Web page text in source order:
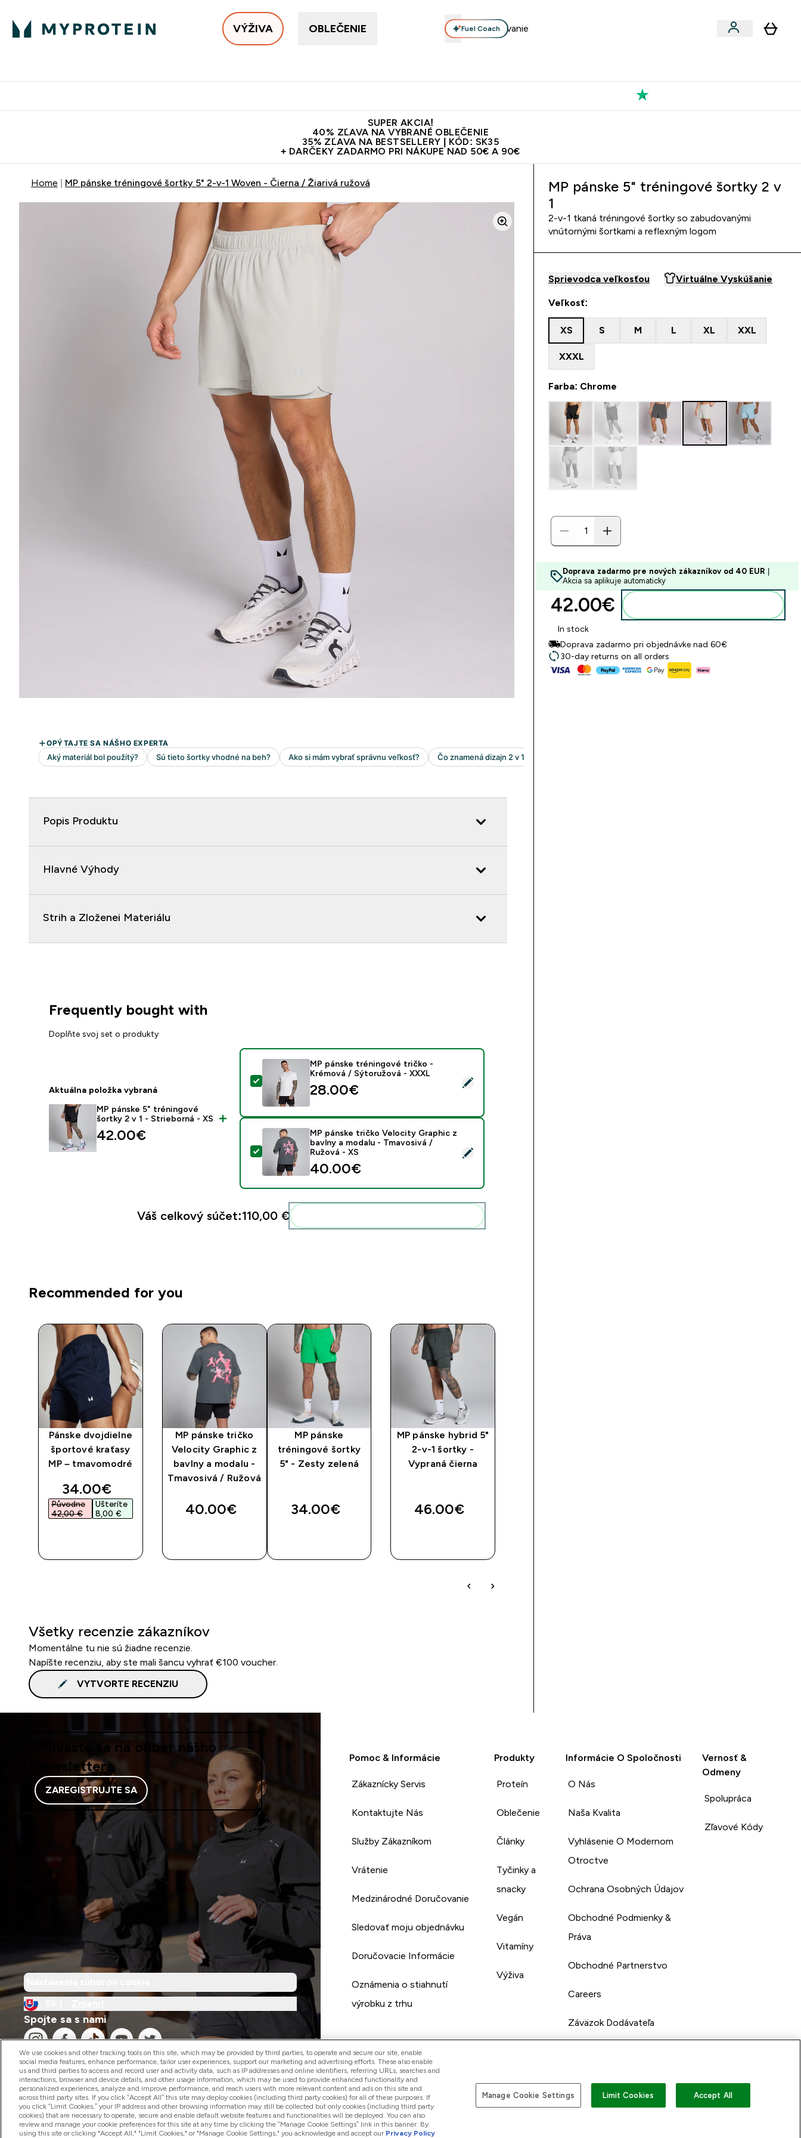
VÝŽIVA OBLEČENIE Fuel Coach
SUPER AKCIA!
40% ZĽAVA NA VYBRANÉ OBLEČENIE
35% ZĽAVA NA BESTSELLERY | KÓD: SK35
+ DARČEKY ZADARMO PRI NÁKUPE NAD 50€ A 90€
Home MP pánske tréningové šortky 5" 2-v-1 Woven - Čierna / Žiarivá ružová
Popis Produktu
Hlavné Výhody
Strih a Zloženei Materiálu
Frequently bought with
Doplňte svoj set o produkty
Aktuálna položka vybraná
MP pánske 5" tréningové
šortky 2 v 1 - Strieborná - XS
42.00€‎
Vybrať tento produkt - MP pánske tréningové tričko - Krémová / Sýtoružová - XXXL
MP pánske tréningové tričko -
Krémová / Sýtoružová - XXXL
28.00€‎
Vybrať tento produkt - MP pánske tričko Velocity Graphic z bavlny a modalu - Tmavosivá / Ružová - XS
MP pánske tričko Velocity Graphic z
bavlny a modalu - Tmavosivá /
Ružová - XS
40.00€‎
Váš celkový súčet:110,00 €‎
Recommended for you
Pánske dvojdielne
športové kraťasy
MP – tmavomodré
discounted price
34.00€‎
Původne
42,00 €‎
Ušteríte
8,00 €‎
MP pánske tričko
Velocity Graphic z
bavlny a modalu -
Tmavosivá / Ružová
40.00€‎
MP pánske
tréningové šortky
5" - Zesty zelená
34.00€‎
MP pánske hybrid 5"
2-v-1 šortky -
Vypraná čierna
46.00€‎
Všetky recenzie zákazníkov
Momentálne tu nie sú žiadne recenzie.
Napíšte recenziu, aby ste mali šancu vyhrať €100 voucher.
VYTVORTE RECENZIU
MP pánske 5" tréningové šortky 2 v
1
2-v-1 tkaná tréningové šortky so zabudovanými
vnútornými šortkami a reflexným logom
Sprievodca veľkosťou Virtuálne Vyskúšanie
Veľkosť:
XS S M L XL XXL
XXXL
Farba: Chrome
Doprava zadarmo pre nových zákazníkov od 40 EUR
Akcia sa aplikuje automaticky
42.00€‎
In stock
Doprava zadarmo pri objednávke nad 60€
30-day returns on all orders
Prihláste sa na odber nášho
newslettera
ZAREGISTRUJTE SA
Spojte sa s nami
Pomoc & Informácie
Zákaznícky Servis
Kontaktujte Nás
Služby Zákazníkom
Vrátenie
Medzinárodné Doručovanie
Sledovať moju objednávku
Doručovacie Informácie
Oznámenia o stiahnutí
výrobku z trhu
Produkty
Proteín
Oblečenie
Články
Tyčinky a
snacky
Vegán
Vitamíny
Výživa
Informácie O Spoločnosti
O Nás
Naša Kvalita
Vyhlásenie O Modernom
Otroctve
Ochrana Osobných Údajov
Obchodné Podmienky &
Práva
Obchodné Partnerstvo
Careers
Záväzok Dodávateľa
Vernosť &
Odmeny
Spolupráca
Zľavové Kódy
2026 The Hut.com Ltd Pay with
We use cookies and other tracking tools on this site, which may be provided by third parties, to operate and secure our site, enable
social media features, enhance performance, tailor user experiences, support our marketing and advertising efforts. These also enable
us and third parties to access and record user and activity data, such as IP addresses and online identifiers, referring URLs, searches and
interactions, browser and device details, and other usage information, which may be used to provide enhanced functionality and
personalized experiences, analyze and improve performance, and reach users with more relevant content and ads on this site and
across third party sites. If you click “Accept All” this site may deploy cookies (including third party cookies) for all of these purposes. If
you click “Limit Cookies,” your IP address and other browsing information may still be collected but only cookies (including third party
cookies) that are necessary to operate, secure and enable default website features and functionalities will be deployed. You can also
review and manage your cookie preferences for this site at any time by clicking the “Manage Cookie Settings” link in this banner. By
using this site or clicking "Accept All," "Limit Cookies," or "Manage Cookie Settings," you acknowledge and accept our Privacy Policy
Manage Cookie Settings Limit Cookies Accept All